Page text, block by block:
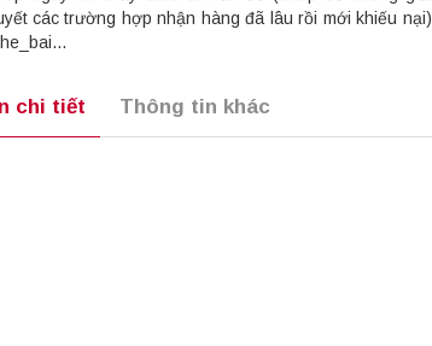
các trường hợp nhận hàng đã lâu rồi mới khiếu nại)
chi tiết Thông tin khác